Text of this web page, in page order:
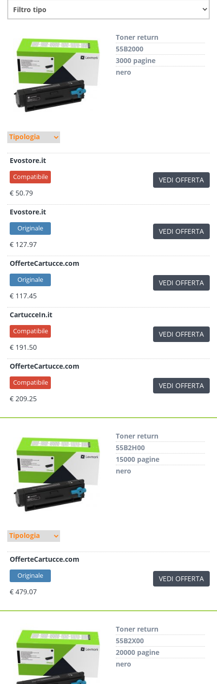
Toner return
55B2000
3000 pagine
nero
Evostore.it
Compatibile
€ 50.79
VEDI OFFERTA
Evostore.it
Originale
€ 127.97
VEDI OFFERTA
OfferteCartucce.com
Originale
€ 117.45
VEDI OFFERTA
CartucceIn.it
Compatibile
€ 191.50
VEDI OFFERTA
OfferteCartucce.com
Compatibile
€ 209.25
VEDI OFFERTA
Toner return
55B2H00
15000 pagine
nero
OfferteCartucce.com
Originale
€ 479.07
VEDI OFFERTA
Toner return
55B2X00
20000 pagine
nero